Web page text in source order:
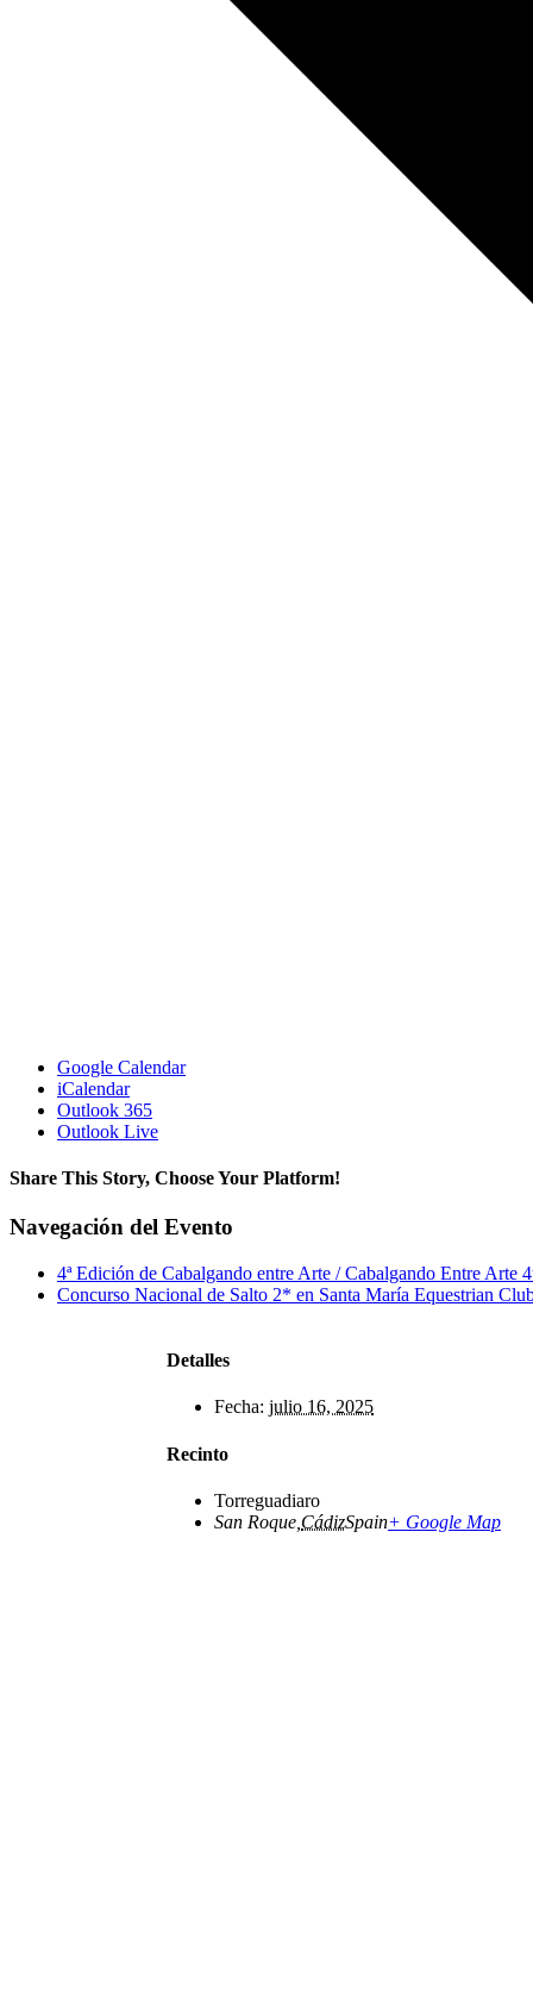
Google Calendar
iCalendar
Outlook 365
Outlook Live
Share This Story, Choose Your Platform!
Facebook
X
Reddit
LinkedIn
WhatsApp
Telegram
Tumblr
Pinterest
Vk
Xing
Correo
electrónico
Navegación del Evento
4ª Edición de Cabalgando entre Arte / Cabalgando Entre Arte
Concurso Nacional de Salto 2* en Santa María Equestrian
Detalles
Fecha: julio 16, 2025
Recinto
Torreguadiaro
San Roque CádizSpain+ Google Map